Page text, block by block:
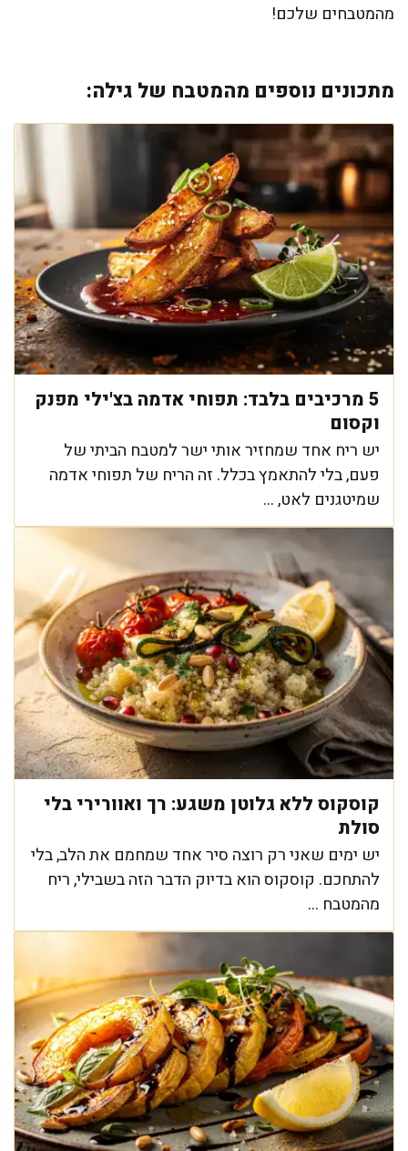
מהמטבחים שלכם!
מתכונים נוספים מהמטבח של גילה:
5 מרכיבים בלבד: תפוחי אדמה בצ'ילי מפנק
וקסום
יש ריח אחד שמחזיר אותי ישר למטבח הביתי של
פעם, בלי להתאמץ בכלל. זה הריח של תפוחי אדמה
שמיטגנים לאט, ...
קוסקוס ללא גלוטן משגע: רך ואוורירי בלי
סולת
יש ימים שאני רק רוצה סיר אחד שמחמם את הלב, בלי
להתחכם. קוסקוס הוא בדיוק הדבר הזה בשבילי, ריח
מהמטבח ...